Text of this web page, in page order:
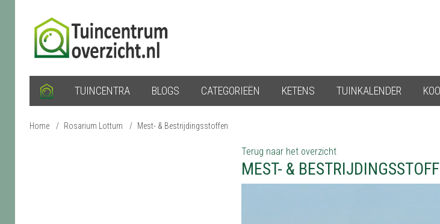
TUINCENTRA BLOGS CATEGORIEËN KETENS TUINKALENDER
Home / Rosarium Lottum / Mest- & Bestrijdingsstoffen
Terug naar het overzicht
MEST- &